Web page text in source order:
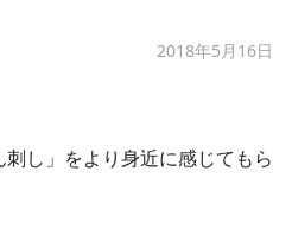
2018年5月16日
し」をより身近に感じてもら